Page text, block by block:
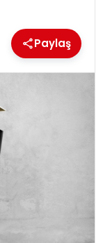
Paylaş